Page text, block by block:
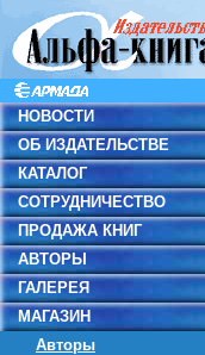
НОВОСТИ
ОБ ИЗДАТЕЛЬСТВЕ
КАТАЛОГ
СОТРУДНИЧЕСТВО
ПРОДАЖА КНИГ
АВТОРЫ
ГАЛЕРЕЯ
МАГАЗИН
Авторы